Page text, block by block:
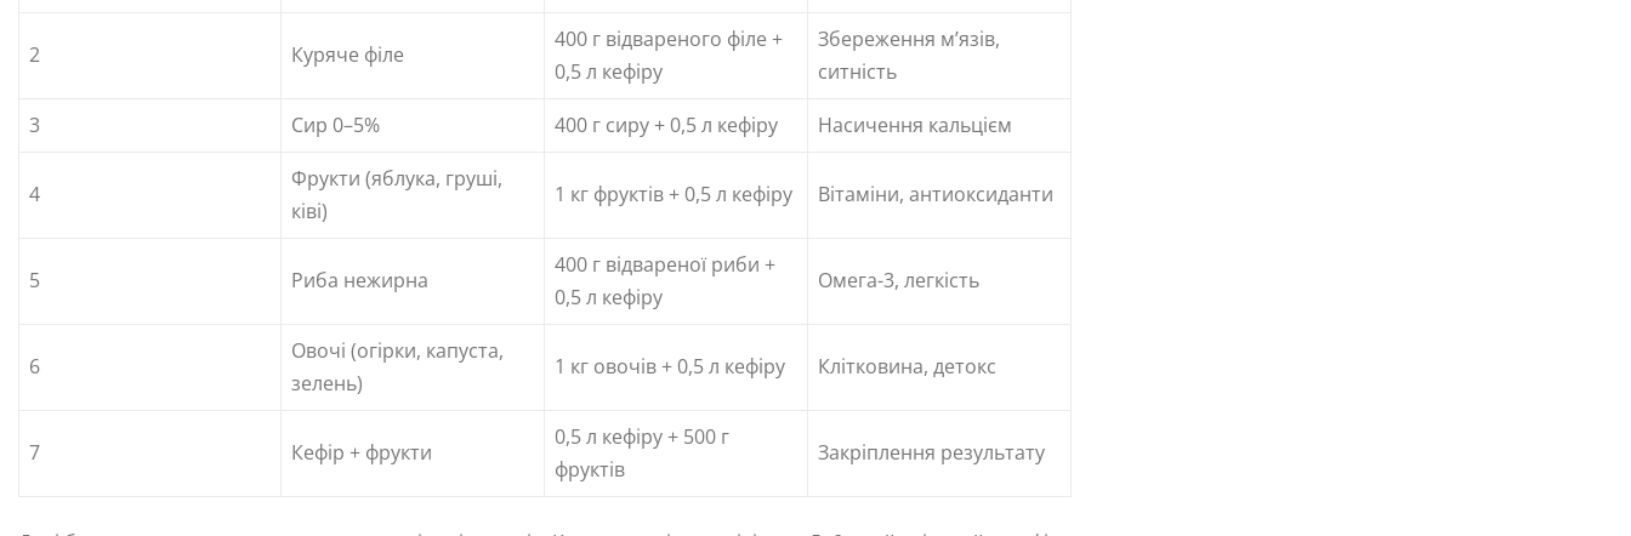
2 Куряче філе
400 г відвареного філе +
0,5 л кефіру
Збереження м’язів,
ситність
3
Сир 0–5% 400 г сиру + 0,5 л кефіру Насичення кальцієм
4
Фрукти (яблука, груші,
ківі)
1 кг фруктів + 0,5 л кефіру Вітаміни, антиоксиданти
5 Риба нежирна
400 г відвареної риби +
0,5 л кефіру
Омега-3, легкість
6
Овочі (огірки, капуста,
зелень)
1 кг овочів + 0,5 л кефіру Клітковина, детокс
7 Кефір + фрукти
0,5 л кефіру + 500 г
фруктів
Закріплення результату